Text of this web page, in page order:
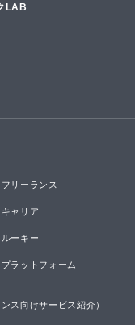
LAB
リーランス
ャリア
ーキー
ラットフォーム
ンス向けサービス紹介）